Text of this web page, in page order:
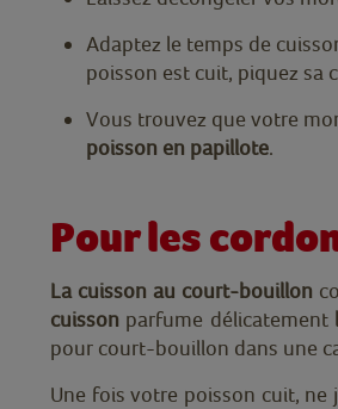
Adaptez le temps de
poisson est cuit, piquez sa
Vous trouvez que votre
poisson en papillote.
Pour les
La cuisson au court-bouillon
cuisson parfume délicatement
pour court-bouillon dans une
Une fois votre poisson cuit,